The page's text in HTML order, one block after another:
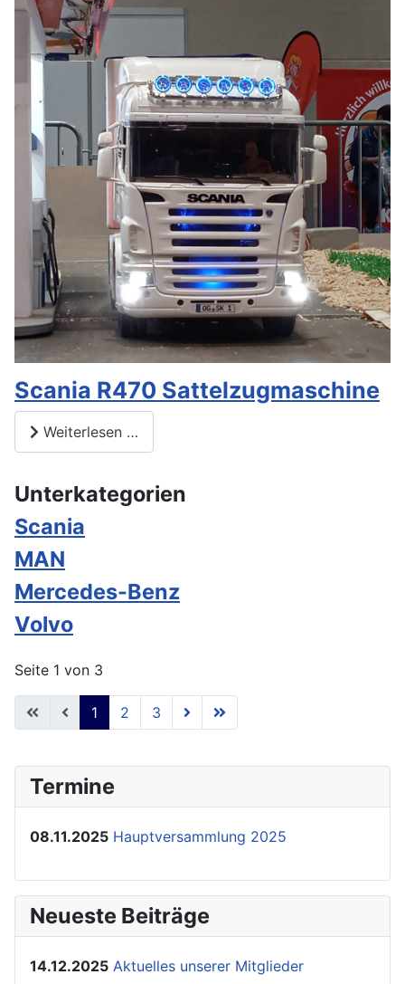
Scania R470 Sattelzugmaschine
Weiterlesen …
Unterkategorien
Scania
MAN
Mercedes-Benz
Volvo
Seite 1 von 3
1 2 3
Termine
08.11.2025 Hauptversammlung 2025
Neueste Beiträge
14.12.2025 Aktuelles unserer Mitglieder